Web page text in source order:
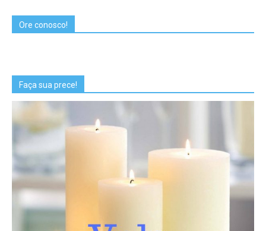
Ore conosco!
Faça sua prece!